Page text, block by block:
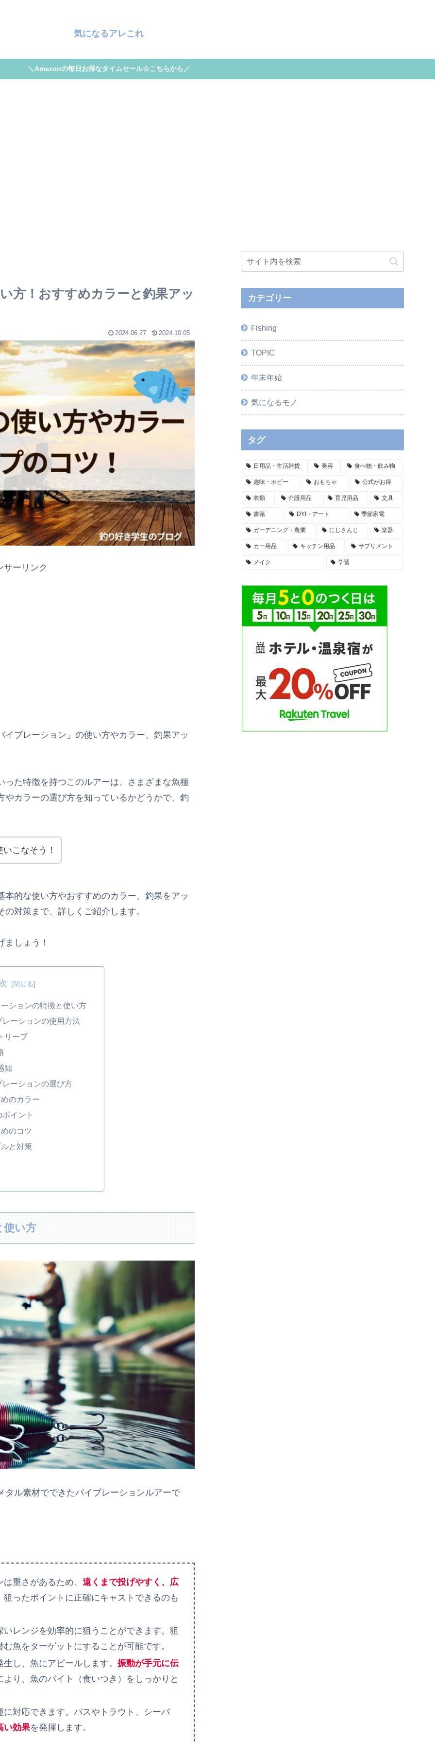
気になるアレこれ
＼Amazonの毎日お得なタイムセール☆こちらから／
方！おすすめカラーと釣果アッ
2024.06.27 2024.10.05
サーリンク
ブレーション」の使い方やカラー、釣果アッ
た特徴を持つこのルアーは、さまざまな魚種
カラーの選び方を知っているかどうかで、釣
こなそう！
的な使い方やおすすめのカラー、釣果をアッ
対策まで、詳しくご紹介します。
しょう！
ションの特徴と使い方
レーションの使用方法
リーブ
知
レーションの選び方
のカラー
イント
のコツ
と対策
使い方
ル素材でできたバイブレーションルアーで
重さがあるため、 遠くまで投げやすく、広
ったポイントに正確にキャストできるのも
レンジを効率的に狙うことができます。狙
魚をターゲットにすることが可能です。
し、魚にアピールします。 振動が手元に伝
より、魚のバイト（食いつき）をしっかりと
対応できます。バスやトラウト、シーバ
い効果を発揮します。
カテゴリー
Fishing
TOPIC
年末年始
気になるモノ
タグ
日用品・生活雑貨 美容 食べ物・飲み物
趣味・ホビー おもちゃ 公式がお得
衣類 介護用品 育児用品 文具
書籍 DYI・アート 季節家電
ガーデニング・農業 にじさんじ 楽器
カー用品 キッチン用品 サプリメント
メイク 学習